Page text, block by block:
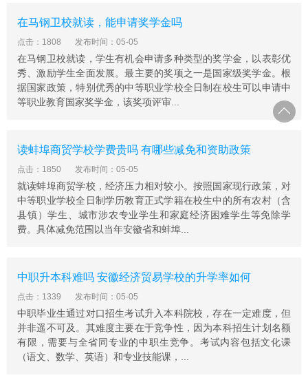
在马钢卫校就读，能申请奖学金吗
点击：1808 发布时间：05-05
在马钢卫校就读，学生有机会申请多种类型的奖学金，以表彰优
秀、激励学生全面发展。最主要的奖项之一是国家级奖学金。根
据国家政策，特别优秀的中等职业学校全日制在校生可以申请中
等职业教育国家奖学金，该奖项评审...
读蚌埠商贸学校学费贵吗 有哪些减免和资助政策
点击：1850 发布时间：05-05
就读蚌埠商贸学校，经济压力相对较小。按照国家现行政策，对
中等职业学校全日制学历教育正式学籍在校生中的所有农村（含
县镇）学生、城市涉农专业学生和家庭经济困难学生等免除学
费。具体减免范围以当年安徽省和蚌埠...
中职升本科难吗 安徽经济贸易学校的升学率如何
点击：1339 发布时间：05-05
中职毕业生通过对口招生考试升入本科院校，存在一定难度，但
并非遥不可及。其难度主要在于竞争性，因为本科招生计划名额
有限，需要与全省同专业的中职生竞争。考试内容包括文化课
（语文、数学、英语）和专业技能课，...